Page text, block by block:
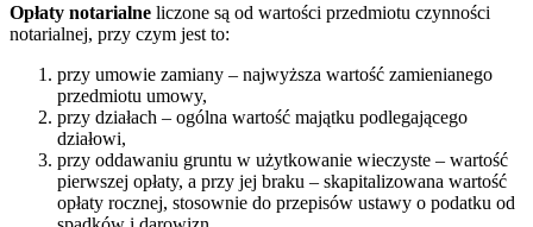
Opłaty notarialne liczone są od wartości przedmiotu czynności
notarialnej, przy czym jest to:
przy umowie zamiany – najwyższa wartość zamienianego
przedmiotu umowy,
przy działach – ogólna wartość majątku podlegającego
działowi,
przy oddawaniu gruntu w użytkowanie wieczyste – wartość
pierwszej opłaty, a przy jej braku – skapitalizowana wartość
opłaty rocznej, stosownie do przepisów ustawy o podatku od